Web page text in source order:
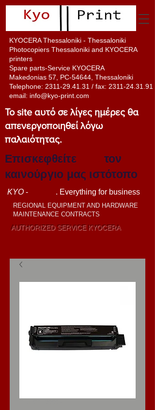
AUTHORIZED SERVICE KYOCERA
KYOCERA Thessaloniki - Thessaloniki
Photocopiers Thessaloniki and KYOCERA
printers
Spare parts-Service KYOCERA
Makedonias 57, PC-54644, Thessaloniki
Telephone: 2311-29.41.31 / fax: 2311-24.31.91
email: info@kyo-print.com
KYO - . Everything for business
REGIONAL EQUIPMENT AND HARDWARE
MAINTENANCE CONTRACTS
Το site αυτό σε λίγες ημέρες θα
απενεργοποιηθεί λόγω
παλαιότητας.
Επισκεφθείτε
τον
καινούργιο μας ιστότοπο
LEASING